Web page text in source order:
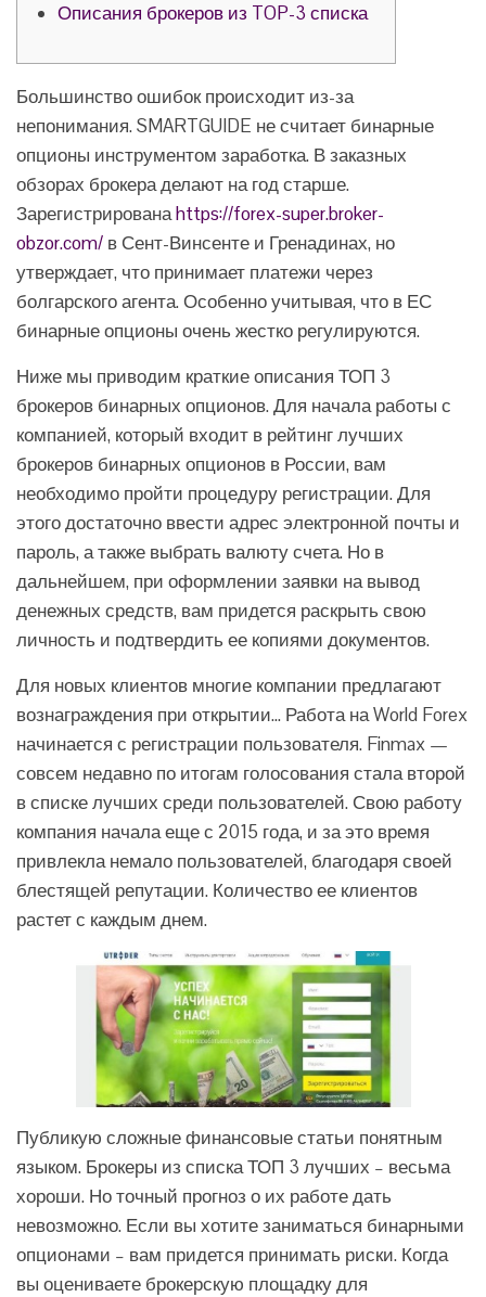
Описания брокеров из TOP-3 списка
Большинство ошибок происходит из-за
непонимания. SMARTGUIDE не считает бинарные
опционы инструментом заработка. В заказных
обзорах брокера делают на год старше.
Зарегистрированаhttps://forex-super.broker-
obzor.com/ в Сент-Винсенте и Гренадинах, но
утверждает, что принимает платежи через
болгарского агента. Особенно учитывая, что в ЕС
бинарные опционы очень жестко регулируются.
Ниже мы приводим краткие описания ТОП 3
брокеров бинарных опционов. Для начала работы с
компанией, который входит в рейтинг лучших
брокеров бинарных опционов в России, вам
необходимо пройти процедуру регистрации. Для
этого достаточно ввести адрес электронной почты и
пароль, а также выбрать валюту счета. Но в
дальнейшем, при оформлении заявки на вывод
денежных средств, вам придется раскрыть свою
личность и подтвердить ее копиями документов.
Для новых клиентов многие компании предлагают
вознаграждения при открытии… Работа на World Forex
начинается с регистрации пользователя. Finmax —
совсем недавно по итогам голосования стала второй
в списке лучших среди пользователей. Свою работу
компания начала еще с 2015 года, и за это время
привлекла немало пользователей, благодаря своей
блестящей репутации. Количество ее клиентов
растет с каждым днем.
Публикую сложные финансовые статьи понятным
языком. Брокеры из списка ТОП 3 лучших – весьма
хороши. Но точный прогноз о их работе дать
невозможно. Если вы хотите заниматься бинарными
опционами – вам придется принимать риски. Когда
вы оцениваете брокерскую площадку для